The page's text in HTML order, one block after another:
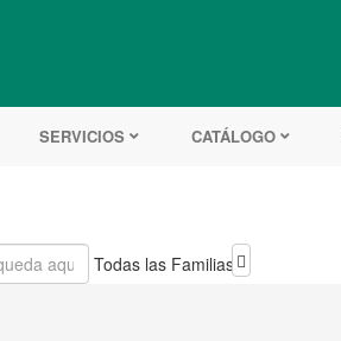
SERVICIOS CATÁLOGO
Todas las Familias